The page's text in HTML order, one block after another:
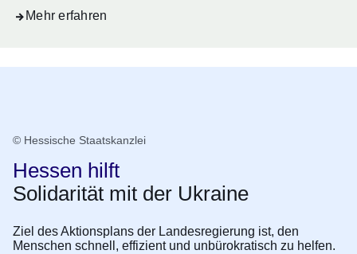
Mehr erfahren
© Hessische Staatskanzlei
Hessen hilft
Solidarität mit der Ukraine
Ziel des Aktionsplans der Landesregierung ist, den
Menschen schnell, effizient und unbürokratisch zu helfen.